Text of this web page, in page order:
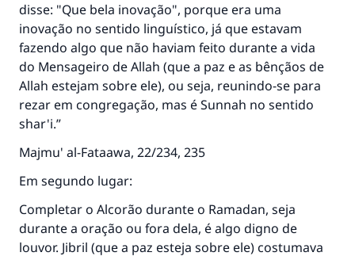
disse: "Que bela inovação", porque era uma
inovação no sentido linguístico, já que estavam
fazendo algo que não haviam feito durante a vida
do Mensageiro de Allah (que a paz e as bênçãos de
Allah estejam sobre ele), ou seja, reunindo-se para
rezar em congregação, mas é Sunnah no sentido
shar'i.”
Majmu' al-Fataawa, 22/234, 235
Em segundo lugar:
Completar o Alcorão durante o Ramadan, seja
durante a oração ou fora dela, é algo digno de
louvor. Jibril (que a paz esteja sobre ele) costumava